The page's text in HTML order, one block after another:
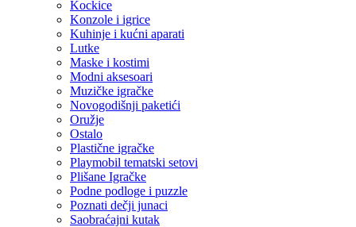
Kockice
Konzole i igrice
Kuhinje i kućni aparati
Lutke
Maske i kostimi
Modni aksesoari
Muzičke igračke
Novogodišnji paketići
Oružje
Ostalo
Plastične igračke
Playmobil tematski setovi
Plišane Igračke
Podne podloge i puzzle
Poznati dečji junaci
Saobraćajni kutak